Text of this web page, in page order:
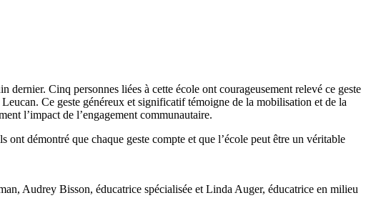
dernier. Cinq personnes liées à cette école ont courageusement relevé ce geste
Ce geste généreux et significatif témoigne de la mobilisation et de la
l’impact de l’engagement communautaire.
démontré que chaque geste compte et que l’école peut être un véritable
Audrey Bisson, éducatrice spécialisée et Linda Auger, éducatrice en milieu